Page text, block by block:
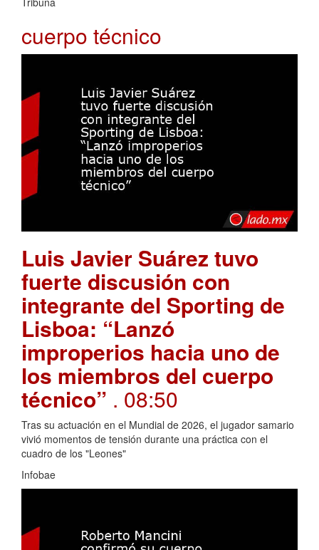
cuerpo técnico
Luis Javier Suárez tuvo
fuerte discusión con
integrante del Sporting de
Lisboa: “Lanzó
improperios hacia uno de
los miembros del cuerpo
técnico” . 08:50
Tras su actuación en el Mundial de 2026, el jugador samario
vivió momentos de tensión durante una práctica con el
cuadro de los "Leones"
Infobae